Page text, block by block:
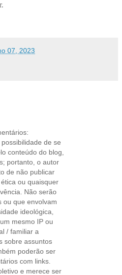
07, 2023
de se
conteúdo do blog,
portanto, o autor
de não publicar
ou quaisquer
Não serão
ou que envolvam
ideológica,
mesmo IP ou
/ familiar a
sobre assuntos
poderão ser
com links.
e merece ser